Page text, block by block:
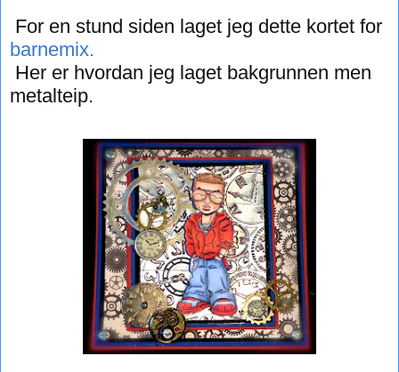
For en stund siden laget jeg dette kortet for
barnemix.
Her er hvordan jeg laget bakgrunnen men
metalteip.